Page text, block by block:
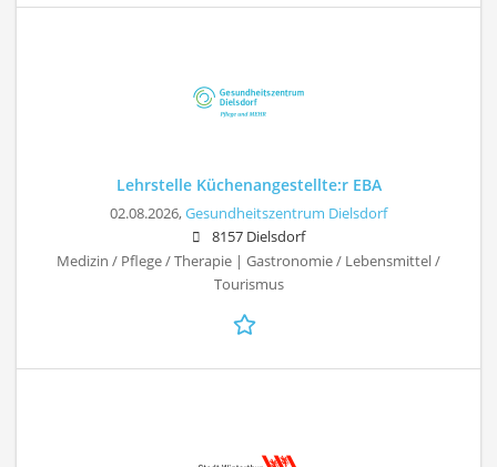
Lehrstelle Küchenangestellte:r EBA
02.08.2026,Gesundheitszentrum Dielsdorf
8157 Dielsdorf
Medizin / Pflege / Therapie | Gastronomie / Lebensmittel /
Tourismus